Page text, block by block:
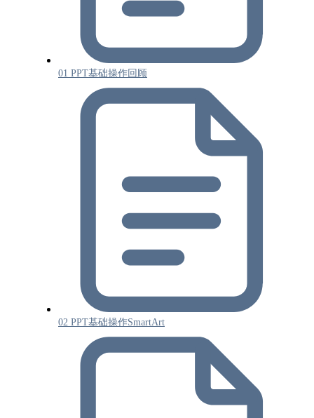
01 PPT基础操作回顾
02 PPT基础操作SmartArt